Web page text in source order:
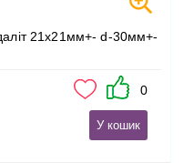
21х21мм+- d-30мм+-
0
У кошик